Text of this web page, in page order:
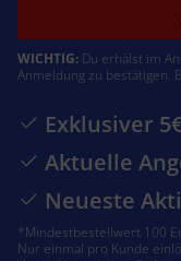
WICHTIG: Du erhälst im
Anmeldung zu bestätigen.
Exklusiver
Aktuelle
Neueste
*Mindestbestellwert 100
Nur einmal pro Kunde